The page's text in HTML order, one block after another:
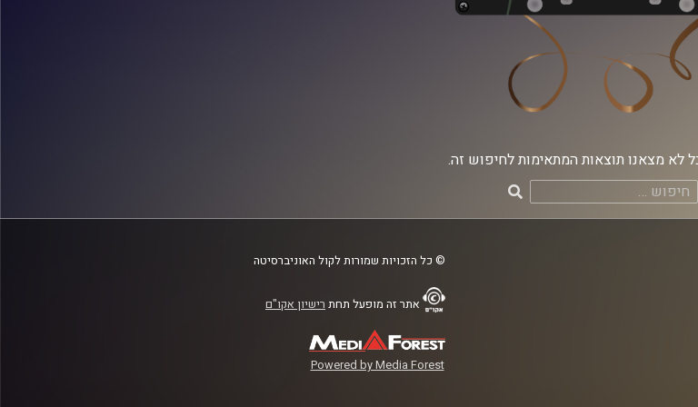
לא מצאנו תוצאות המתאימות לחיפוש זה.
חיפוש:
© כל הזכויות שמורות לקול האוניברסיטה
אתר זה מופעל תחת רישיון אקו"ם
Powered by Media Forest